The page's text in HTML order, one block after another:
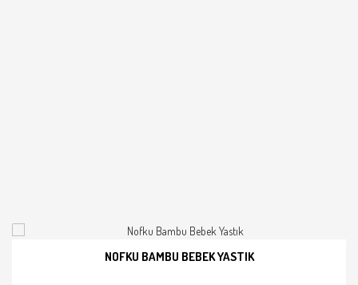
NOFKU BAMBU BEBEK YASTIK